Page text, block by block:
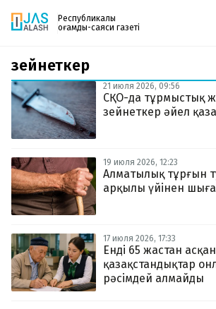
Республикалық
қоғамдық-саяси газеті
Жаңалықтар
Спорт
Live
Руханият
Аймақ
Архив
Заң және тәртіп
Редакциямен байланыс
+7 708 604 51 06
Жарнама бөлімі
Пошта
zhasalash100@gmail.com
Газетке жазылу
PDF форматтағы газетті ай сайын
поштаңызға алып отырыңыз. Жаңа
шыққан сәтте сізге бірден жіберіледі.
зейнеткер
21 июля 2026, 09:56
СҚО-да тұрмыстық
зейнеткер әйел
19 июля 2026, 12:23
Алматылық тұрғын
арқылы үйінен
17 июля 2026, 17:33
Енді 65 жастан асқан
қазақстандықтар
рәсімдей алмайды